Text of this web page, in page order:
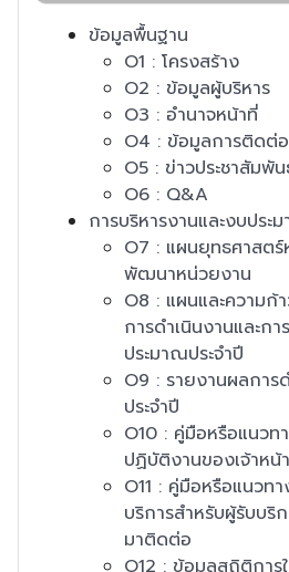
ข้อมูลพื้นฐาน
O1 : โครงสร้าง
O2 : ข้อมูลผู้บริหาร
O3 : อำนาจหน้าที่
O4 : ข้อมูลการติดต่อ
O5 : ข่าวประชาสัมพั
O6 : Q&A
การบริหารงานและงบประ
O7 : แผนยุทธศาสตร์
พัฒนาหน่วยงาน
O8 : แผนและความก้
การดำเนินงานและกา
ประมาณประจำปี
O9 : รายงานผลการ
ประจำปี
O10 : คู่มือหรือแนวท
ปฏิบัติงานของเจ้าหน้
O11 : คู่มือหรือแนวทา
บริการสำหรับผู้รับบริ
มาติดต่อ
O12 : ข้อมูลสถิติการ